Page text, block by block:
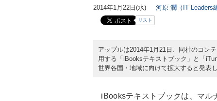
2014年1月22日(水) 河原 潤（IT Leaders
リスト
アップルは2014年1月21日、同社のコン
用する「iBooksテキストブック」と「
世界各国・地域に向けて拡大すると発表し
iBooksテキストブックは、マル